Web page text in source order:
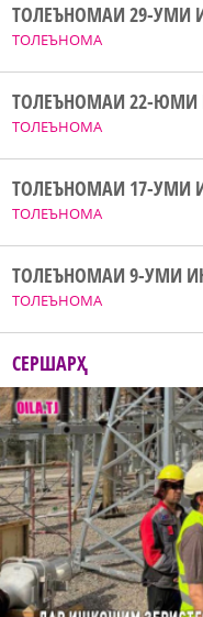
ТОЛЕЪНОМА
ТОЛЕЪНОМАИ 29-УМИ
ТОЛЕЪНОМА
ТОЛЕЪНОМАИ 22-ЮМИ
ТОЛЕЪНОМА
ТОЛЕЪНОМАИ 17-УМИ
ТОЛЕЪНОМА
ТОЛЕЪНОМАИ 9-УМИ
СЕРШАРҲ